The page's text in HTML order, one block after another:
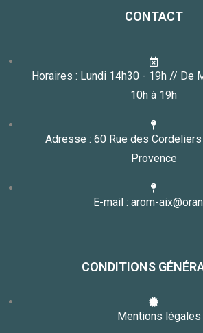
CONTACT
Horaires : Lundi 14h30 - 19h // De
10h à 19h
Adresse : 60 Rue des
Provence
E-mail : arom-
CONDITIONS
Mentions légales